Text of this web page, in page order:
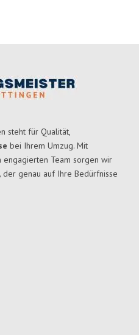
steht für Qualität,
bei Ihrem Umzug. Mit
Team sorgen wir
der genau auf Ihre Bedürfnisse